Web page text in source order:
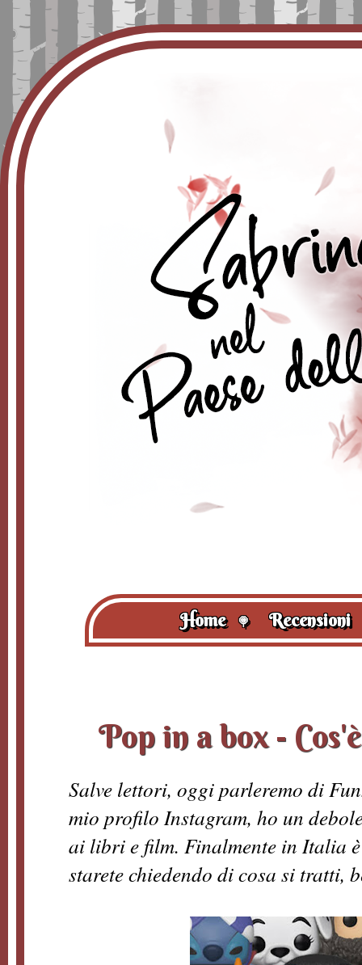
Home 🍭 Recensioni
Pop in a box -
Salve lettori, oggi parleremo di
mio profilo Instagram, ho un
ai libri e film. Finalmente in Italia
starete chiedendo di cosa si tratti,